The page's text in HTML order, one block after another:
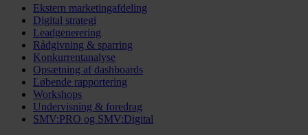
Ekstern marketingafdeling
Digital strategi
Leadgenerering
Rådgivning & sparring
Konkurrentanalyse
Opsætning af dashboards
Løbende rapportering
Workshops
Undervisning & foredrag
SMV:PRO og SMV:Digital